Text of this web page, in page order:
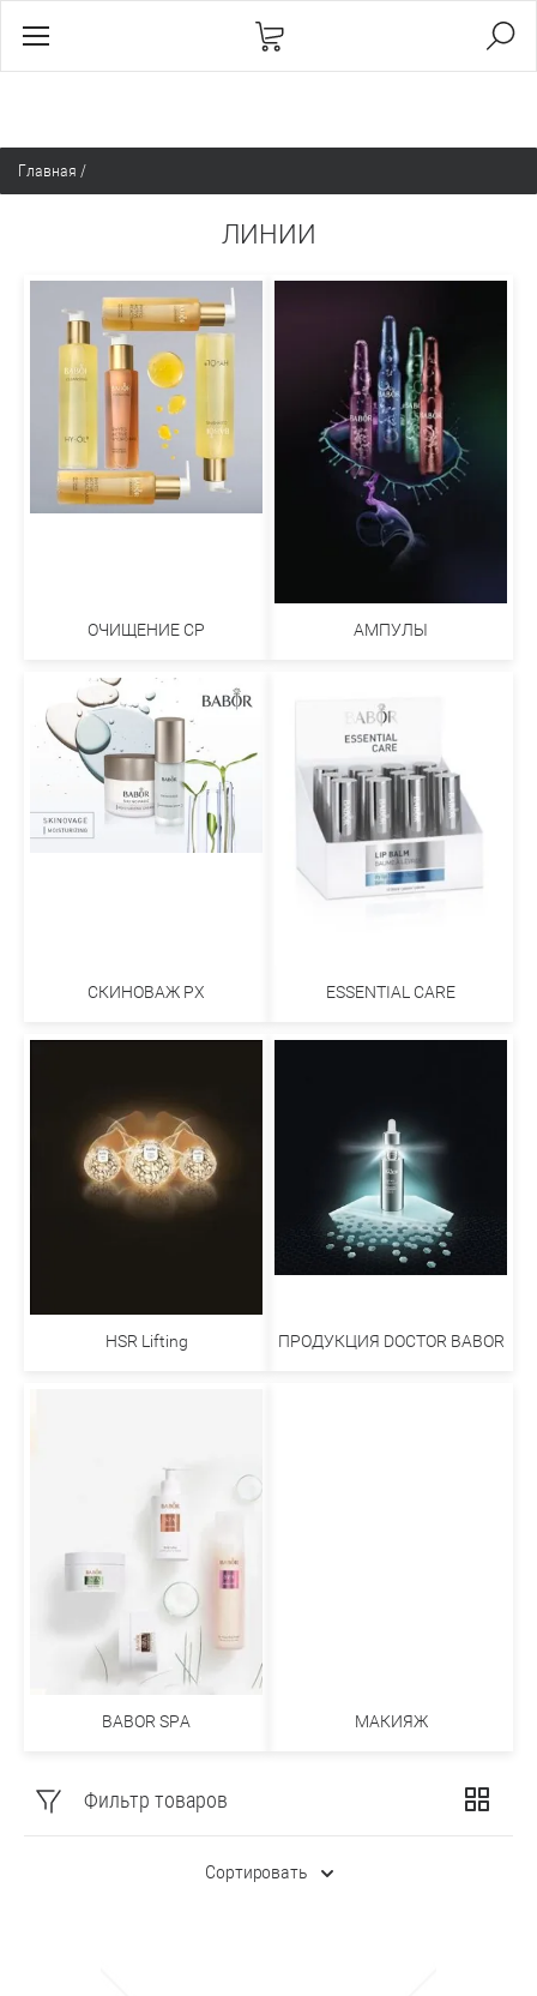
Главная /
ЛИНИИ
ОЧИЩЕНИЕ СР АМПУЛЫ
СКИНОВАЖ PX ESSENTIAL CARE
HSR Lifting ПРОДУКЦИЯ DOCTOR BABOR
BABOR SPA МАКИЯЖ
Фильтр товаров
Сортировать